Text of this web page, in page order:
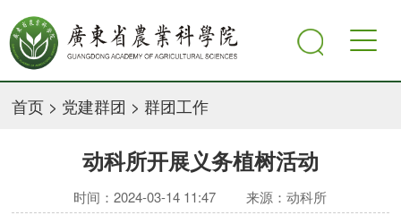
首页 > 党建群团 > 群团工作
动科所开展义务植树活动
时间：2024-03-14 11:47 来源：动科所